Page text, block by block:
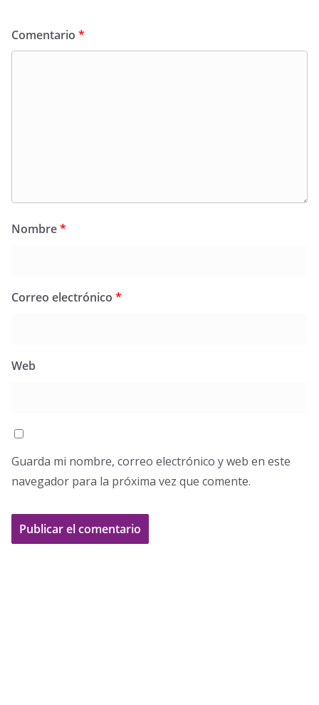
Comentario *
Nombre*
Correo electrónico *
Web
Guarda mi nombre, correo electrónico y web en este
navegador para la próxima vez que comente.